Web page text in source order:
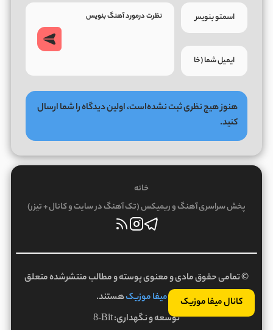
کانال میفا موزیک
هنوز هیچ نظری ثبت نشده‌است، اولین دیدگاه را شما ارسال
کنید.
خانه
پخش سراسری آهنگ و ریمیکس (تک آهنگ در سایت و کانال + تیزر)
© تمامی حقوق مادی و معنوی پوسته و مطالب منتشرشده متعلق
بهمیفا موزیکهستند.
توسعه و نگهداری:8-Bit